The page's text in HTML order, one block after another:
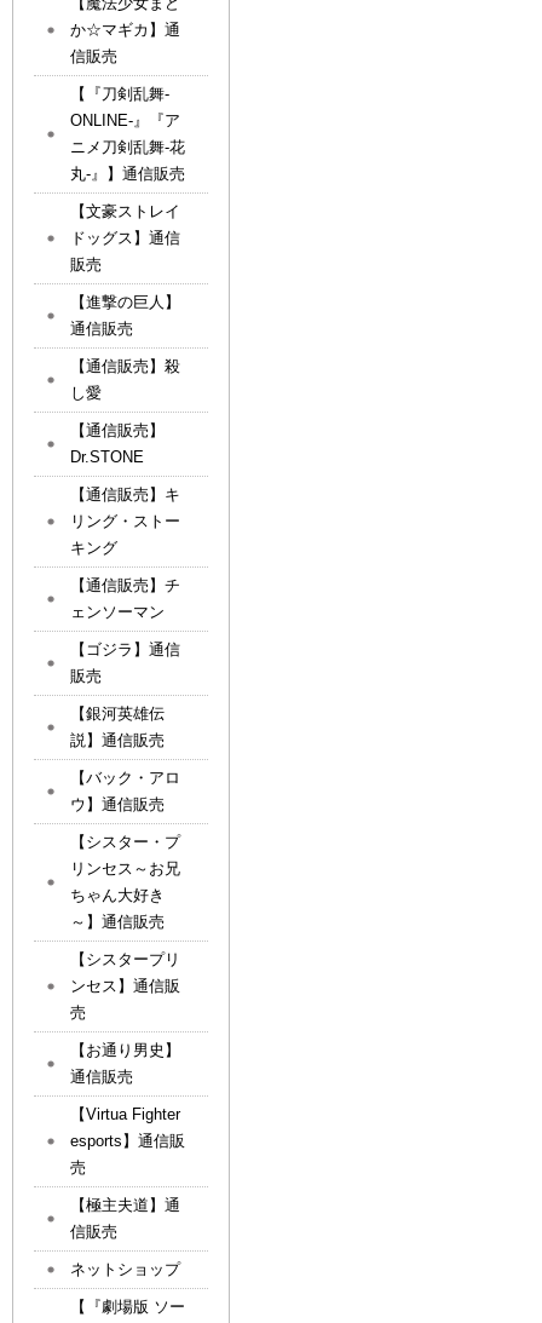
か☆マギカ】通
信販売
【『刀剣乱舞-
ONLINE-』『ア
ニメ刀剣乱舞-花
丸-』】通信販売
【文豪ストレイ
ドッグス】通信
販売
【進撃の巨人】
通信販売
【通信販売】殺
し愛
【通信販売】
Dr.STONE
【通信販売】キ
リング・ストー
キング
【通信販売】チ
ェンソーマン
【ゴジラ】通信
販売
【銀河英雄伝
説】通信販売
【バック・アロ
ウ】通信販売
【シスター・プ
リンセス～お兄
ちゃん大好き
～】通信販売
【シスタープリ
ンセス】通信販
売
【お通り男史】
通信販売
【Virtua Fighter
esports】通信販
売
【極主夫道】通
信販売
ネットショップ
【『劇場版 ソー